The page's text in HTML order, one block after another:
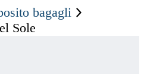
bagagli
Sole